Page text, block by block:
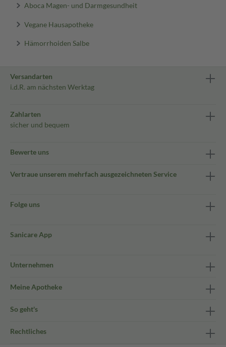
Aboca Magen- und Darmgesundheit
Vegane Hausapotheke
Hämorrhoiden Salbe
Versandarten
i.d.R. am nächsten Werktag
Zahlarten
sicher und bequem
Bewerte uns
Vertraue unserem mehrfach ausgezeichneten Service
Folge uns
Sanicare App
Unternehmen
Meine Apotheke
So geht's
Rechtliches